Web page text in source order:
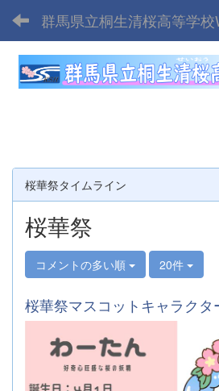
桜華祭タイムライン
桜華祭
コメントの多い順 20件
桜華祭マスコットキャラクタ